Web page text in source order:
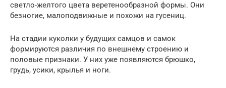
светло-желтого цвета веретенообразной формы. Они
безногие, малоподвижные и похожи на гусениц.
На стадии куколки у будущих самцов и самок
формируются различия по внешнему строению и
половые признаки. У них уже появляются брюшко,
грудь, усики, крылья и ноги.